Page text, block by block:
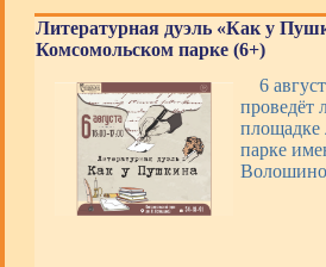
Литературная дуэль «Как у
Комсомольском парке (6+)
6
проведёт
площадке
парке